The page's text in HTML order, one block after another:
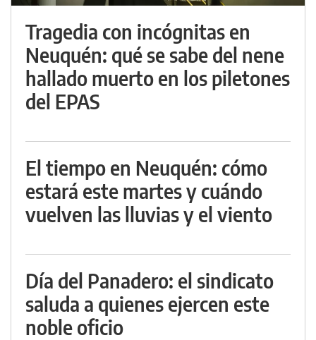
Tragedia con incógnitas en
Neuquén: qué se sabe del nene
hallado muerto en los piletones
del EPAS
El tiempo en Neuquén: cómo
estará este martes y cuándo
vuelven las lluvias y el viento
Día del Panadero: el sindicato
saluda a quienes ejercen este
noble oficio